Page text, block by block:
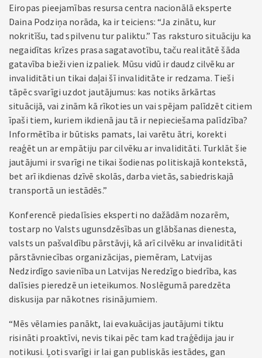
Eiropas pieejamības resursa centra nacionālā eksperte
Daina Podziņa norāda, ka ir teiciens: “Ja zinātu, kur
nokritīšu, tad spilvenu tur paliktu.” Tas raksturo situāciju ka
negaidītas krīzes prasa sagatavotību, taču realitātē šāda
gatavība bieži vien izpaliek. Mūsu vidū ir daudz cilvēku ar
invaliditāti un tikai daļai šī invaliditāte ir redzama. Tieši
tāpēc svarīgi uzdot jautājumus: kas notiks ārkārtas
situācijā, vai zinām kā rīkoties un vai spējam palīdzēt citiem
īpaši tiem, kuriem ikdienā jau tā ir nepieciešama palīdzība?
Informētība ir būtisks pamats, lai varētu ātri, korekti
reaģēt un ar empātiju par cilvēku ar invaliditāti. Turklāt šie
jautājumi ir svarīgi ne tikai šodienas politiskajā kontekstā,
bet arī ikdienas dzīvē skolās, darba vietās, sabiedriskajā
transportā un iestādēs.”
Konferencē piedalīsies eksperti no dažādām nozarēm,
tostarp no Valsts ugunsdzēsības un glābšanas dienesta,
valsts un pašvaldību pārstāvji, kā arī cilvēku ar invaliditāti
pārstāvniecības organizācijas, piemēram, Latvijas
Nedzirdīgo savienība un Latvijas Neredzīgo biedrība, kas
dalīsies pieredzē un ieteikumos. Noslēgumā paredzēta
diskusija par nākotnes risinājumiem.
“Mēs vēlamies panākt, lai evakuācijas jautājumi tiktu
risināti proaktīvi, nevis tikai pēc tam kad traģēdija jau ir
notikusi. Ļoti svarīgi ir lai gan publiskās iestādes, gan